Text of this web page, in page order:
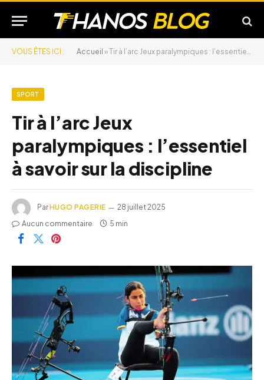
VOUS ÊTES ICI : Accueil »Tir à l’arc Jeux paralympiques : l’essentiel à savoir sur la discipline
SPORT
Tir à l’arc Jeux
paralympiques : l’essentiel
à savoir sur la discipline
ParHUGO PAGERIE
28 juillet 2025
Aucun commentaire
5 min